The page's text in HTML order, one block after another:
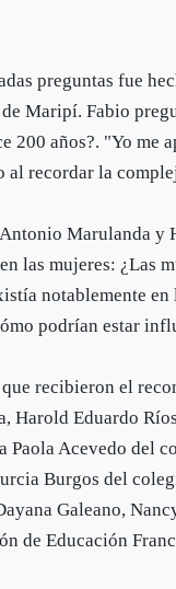
preguntas fue
Maripí. Fabio
200 años?. "Yo me
al recordar la
Marulanda
las mujeres: ¿Las
notablemente
podrían estar
recibieron el
Harold Eduardo
Paola Acevedo del
Burgos del
Galeano,
de Educación